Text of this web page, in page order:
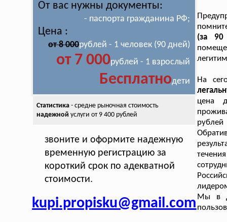
От вас нужны документы:
- паспорта гражданина РФ;
Цена :
от 8 000рублей - 1 человек (90 дней)
от 7 000рублей - 1 взрослый
Бесплатнодети
Статистика- средне рыночная стоимость
надежной услуги от 9 400 рублей
звоните и оформите надежную
временную регистрацию за
короткий срок по адекватной
стоимости.
kupi.propisku@gmail.com
(за
На
цена
Мы в